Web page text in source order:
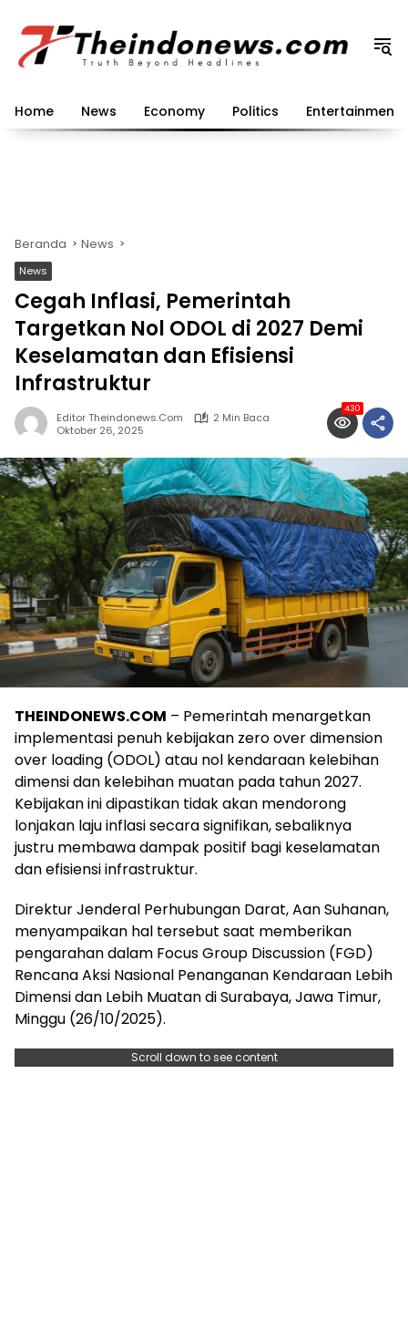
konten
Home News Economy Politics Entertainment
Beranda News
News
Cegah Inflasi, Pemerintah
Targetkan Nol ODOL di 2027 Demi
Keselamatan dan Efisiensi
Infrastruktur
Editor Theindonews.com
2 Min Baca
Oktober 26, 2025
430
THEINDONEWS.COM – Pemerintah menargetkan
implementasi penuh kebijakan zero over dimension
over loading (ODOL) atau nol kendaraan kelebihan
dimensi dan kelebihan muatan pada tahun 2027.
Kebijakan ini dipastikan tidak akan mendorong
lonjakan laju inflasi secara signifikan, sebaliknya
justru membawa dampak positif bagi keselamatan
dan efisiensi infrastruktur.
Direktur Jenderal Perhubungan Darat, Aan Suhanan,
menyampaikan hal tersebut saat memberikan
pengarahan dalam Focus Group Discussion (FGD)
Rencana Aksi Nasional Penanganan Kendaraan Lebih
Dimensi dan Lebih Muatan di Surabaya, Jawa Timur,
Minggu (26/10/2025).
Scroll down to see content